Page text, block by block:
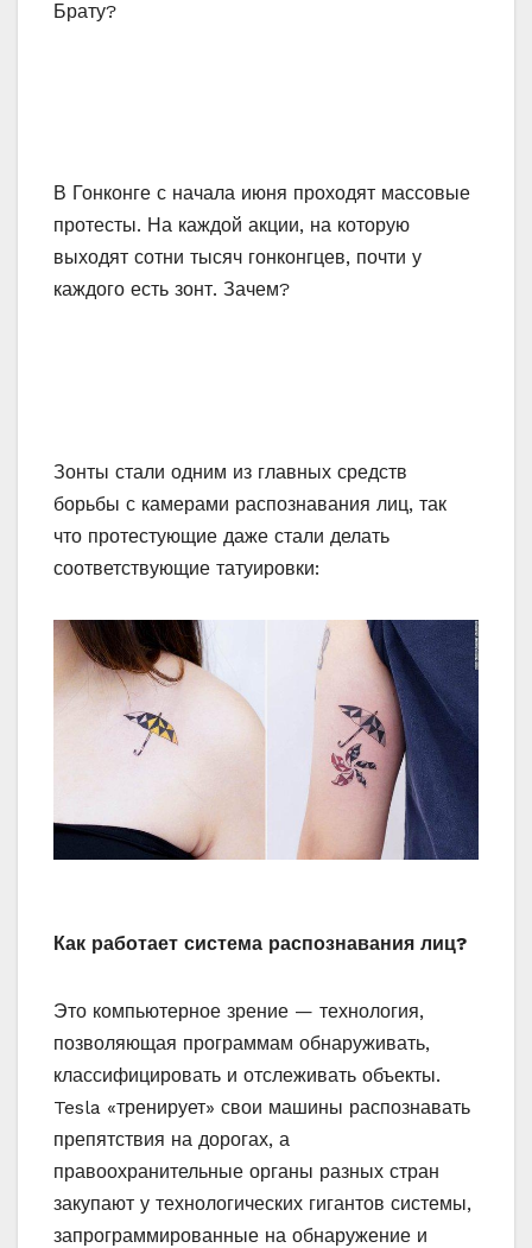
Брату?
В Гонконге с начала июня проходят массовые
протесты. На каждой акции, на которую
выходят сотни тысяч гонконгцев, почти у
каждого есть зонт. Зачем?
Зонты стали одним из главных средств
борьбы с камерами распознавания лиц, так
что протестующие даже стали делать
соответствующие татуировки:
Как работает система распознавания лиц?
Это компьютерное зрение — технология,
позволяющая программам обнаруживать,
классифицировать и отслеживать объекты.
Tesla «тренирует» свои машины распознавать
препятствия на дорогах, а
правоохранительные органы разных стран
закупают у технологических гигантов системы,
запрограммированные на обнаружение и